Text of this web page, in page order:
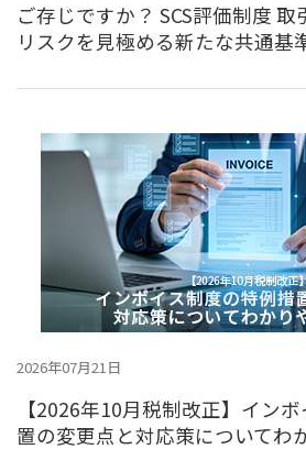
ご存じですか？ SCS評価制度
リスクを見極める新たな共通基
2026年07月21日
【2026年10月税制改正】イン
置の変更点と対応策についてわ